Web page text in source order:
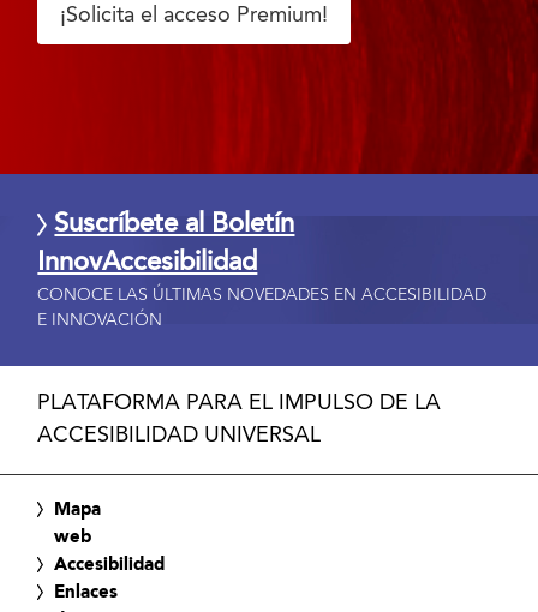
¡Solicita el acceso Premium!
Suscríbete al Boletín
InnovAccesibilidad
CONOCE LAS ÚLTIMAS NOVEDADES EN ACCESIBILIDAD
E INNOVACIÓN
PLATAFORMA PARA EL IMPULSO DE LA
ACCESIBILIDAD UNIVERSAL
Mapa
web
Accesibilidad
Enlaces